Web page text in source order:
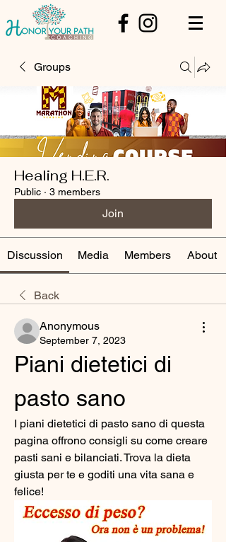
Groups
Healing H.E.R.
Public · 3 members
Join
Discussion Media Members About
Back
Anonymous
September 7, 2023
Piani dietetici di
pasto sano
I piani dietetici di pasto sano di questa
pagina offrono consigli su come creare
pasti sani e bilanciati. Trova la dieta
giusta per te e goditi una vita sana e
felice!